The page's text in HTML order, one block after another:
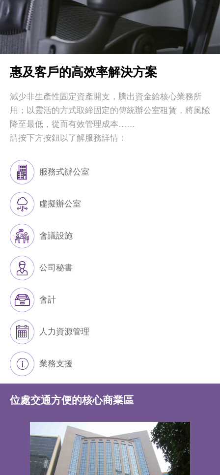
惠及客戶的高效率解決方案
減少非生產性固定資產開支，騰出資金給核心業務所
用；以靈活的方式取締固定的傳統辦公室租賃，將風險
降至最低，從而有效管理成本……
請按下方按鈕以了解服務詳情：
服務式辦公室
虛擬辦公室
會議設施
公司秘書
會計
人力資源管理
業務支援
位處交通方便的核心商業區